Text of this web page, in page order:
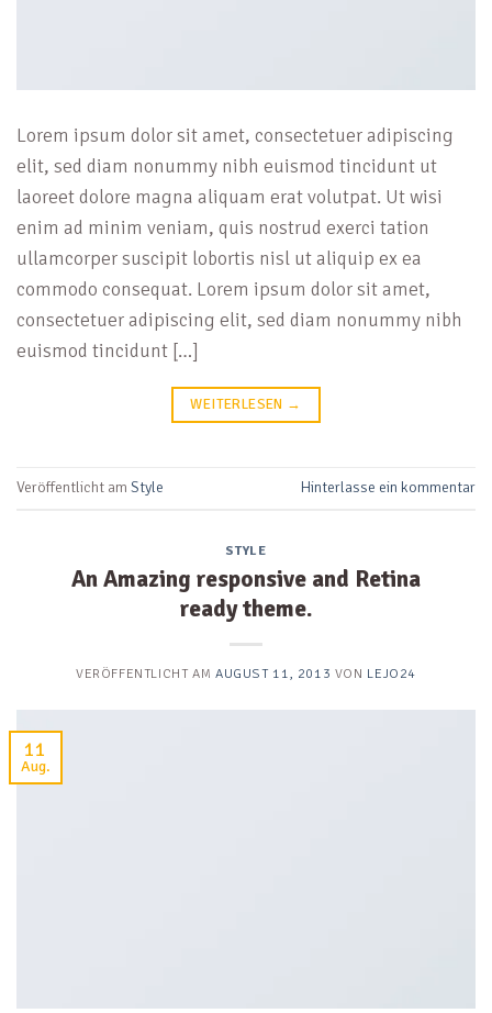
Lorem ipsum dolor sit amet, consectetuer adipiscing
elit, sed diam nonummy nibh euismod tincidunt ut
laoreet dolore magna aliquam erat volutpat. Ut wisi
enim ad minim veniam, quis nostrud exerci tation
ullamcorper suscipit lobortis nisl ut aliquip ex ea
commodo consequat. Lorem ipsum dolor sit amet,
consectetuer adipiscing elit, sed diam nonummy nibh
euismod tincidunt […]
WEITERLESEN →
Veröffentlicht am Style Hinterlasse ein kommentar
STYLE
An Amazing responsive and Retina
ready theme.
VERÖFFENTLICHT AMAUGUST 11, 2013 VON LEJO24
11
Aug.